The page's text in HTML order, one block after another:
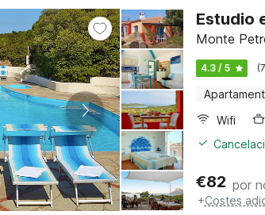
Estudio
Monte
4.3 / 5
Wifi
€82 por
+Costes